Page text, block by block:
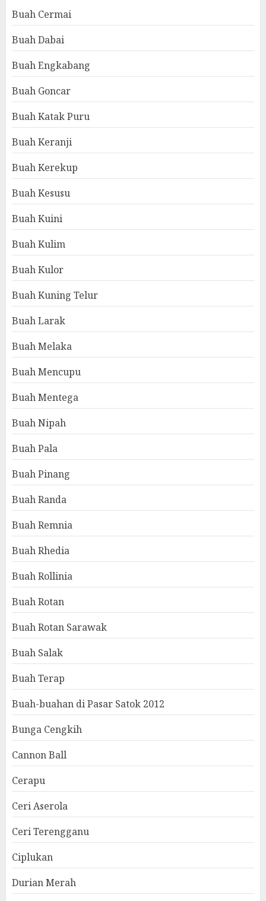
Buah Cermai
Buah Dabai
Buah Engkabang
Buah Goncar
Buah Katak Puru
Buah Keranji
Buah Kerekup
Buah Kesusu
Buah Kuini
Buah Kulim
Buah Kulor
Buah Kuning Telur
Buah Larak
Buah Melaka
Buah Mencupu
Buah Mentega
Buah Nipah
Buah Pala
Buah Pinang
Buah Randa
Buah Remnia
Buah Rhedia
Buah Rollinia
Buah Rotan
Buah Rotan Sarawak
Buah Salak
Buah Terap
Buah-buahan di Pasar Satok 2012
Bunga Cengkih
Cannon Ball
Cerapu
Ceri Aserola
Ceri Terengganu
Ciplukan
Durian Merah